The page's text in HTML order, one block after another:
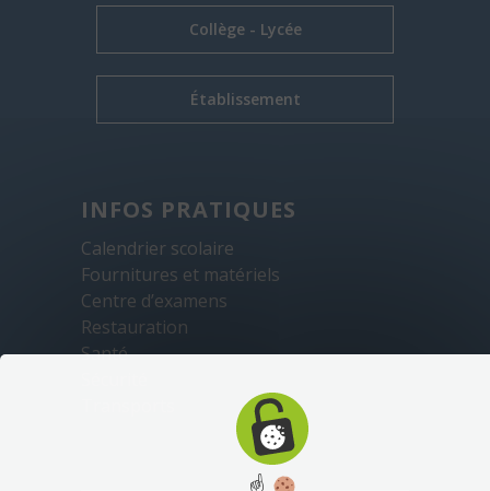
Collège - Lycée
Établissement
INFOS PRATIQUES
Calendrier scolaire
Fournitures et matériels
Centre d’examens
Restauration
Santé